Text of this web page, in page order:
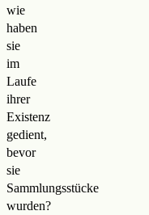
wie
haben
sie
im
Laufe
ihrer
Existenz
gedient,
bevor
sie
Sammlungsstücke
wurden?